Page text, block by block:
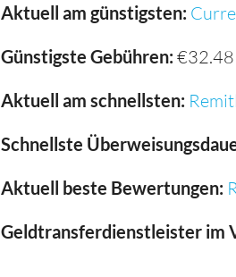
Aktuell am günstigsten:
Günstigste Gebühren: €32.48
Aktuell am schnellsten:
Schnellste
Aktuell beste Bewertungen:
Geldtransferdienstleister im